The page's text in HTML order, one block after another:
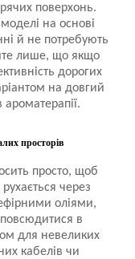
поверхонь.
на основі
й не потребують
лише, що якщо
дорогих
на довгий
просторів
просто, щоб
через
оліями,
в
для невеликих
кабелів чи